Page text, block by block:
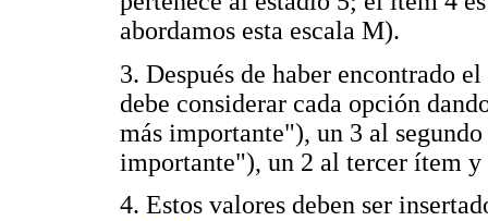
abordamos esta escala M).
3. Después de haber encontrado
debe considerar cada opción
más importante"), un 3 al
importante"), un 2 al tercer ítem y
4. Estos valores deben ser